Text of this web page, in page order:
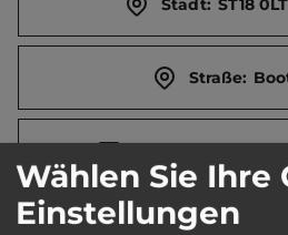
Straße:
Webseite:
Wählen Sie Ihre
Einstellungen